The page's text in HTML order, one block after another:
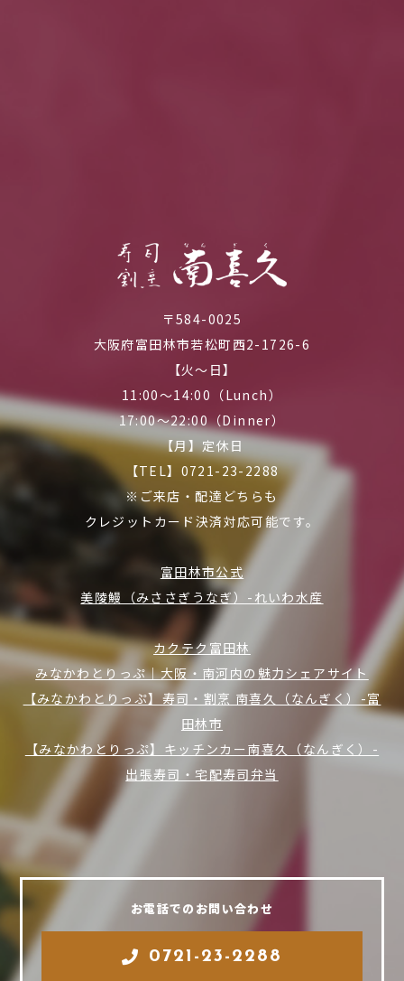
〒584-0025
大阪府富田林市若松町西2-1726-6
【火～日】
11:00～14:00（Lunch）
17:00～22:00（Dinner）
【月】定休日
【TEL】0721-23-2288
※ご来店・配達どちらも
クレジットカード決済対応可能です。
富田林市公式
美陵鰻（みささぎうなぎ）-れいわ水産
カクテク富田林
みなかわとりっぷ｜大阪・南河内の魅力シェアサイト
【みなかわとりっぷ】寿司・割烹 南喜久（なんぎく）-富
田林市
【みなかわとりっぷ】キッチンカー南喜久（なんぎく）-
出張寿司・宅配寿司弁当
お電話でのお問い合わせ
0721-23-2288